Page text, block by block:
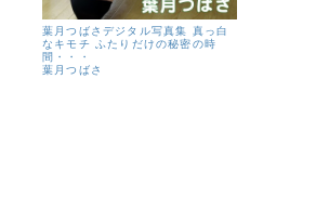
葉月つばさデジタル写真集 真っ白
なキモチ ふたりだけの秘密の時
間・・・
葉月つばさ